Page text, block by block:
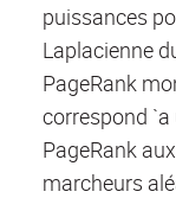
puissances
Laplacienne
PageRank
correspond `a
PageRank
marcheurs